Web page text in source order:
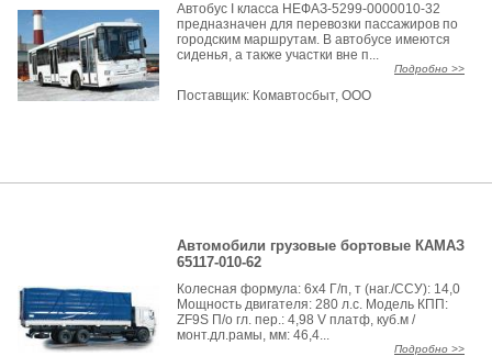
Автобус I класса НЕФАЗ-5299-0000010-32
предназначен для перевозки пассажиров по
городским маршрутам. В автобусе имеются
сиденья, а также участки вне п...
Подробно >>
Поставщик: Комавтосбыт, ООО
Автомобили грузовые бортовые КАМАЗ
65117-010-62
Колесная формула: 6х4 Г/п, т (наг./ССУ): 14,0
Мощность двигателя: 280 л.с. Модель КПП:
ZF9S П/о гл. пер.: 4,98 V платф, куб.м /
монт.дл.рамы, мм: 46,4...
Подробно >>